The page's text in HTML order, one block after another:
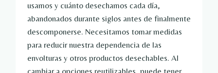
usamos y cuánto desechamos cada día,
abandonados durante siglos antes de finalmente
descomponerse. Necesitamos tomar medidas
para reducir nuestra dependencia de las
envolturas y otros productos desechables. Al